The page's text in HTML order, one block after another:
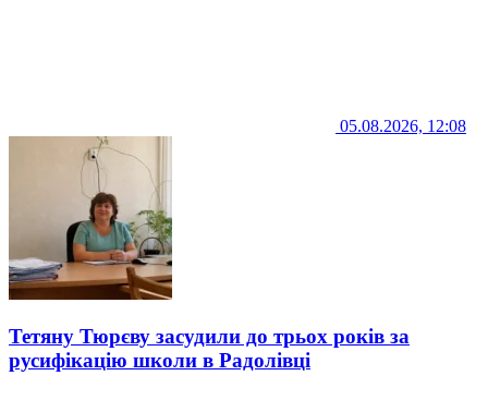
05.08.2026, 12:08
Тетяну Тюрєву засудили до трьох років за
русифікацію школи в Радолівці